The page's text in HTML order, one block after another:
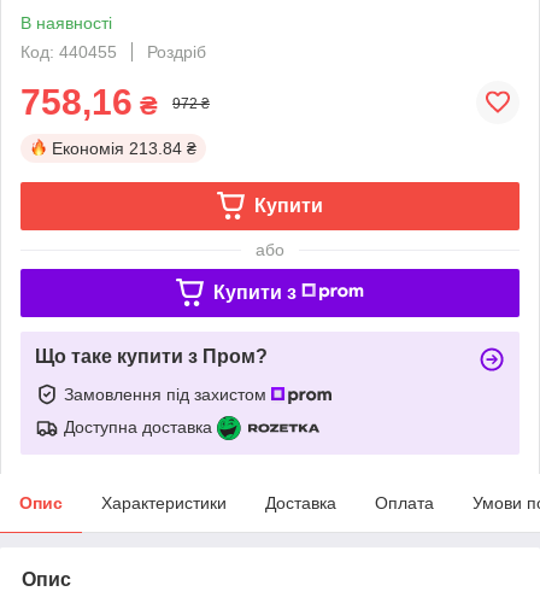
В наявності
Код: 440455
Роздріб
758,16 ₴ 972 ₴
Економія 213.84 ₴
Купити
або
Купити з
Що таке купити з Пром?
Замовлення під захистом
Доступна доставка
Опис Характеристики Доставка Оплата Умови
Опис